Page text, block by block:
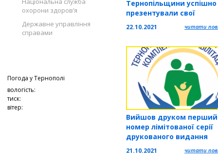
охорони здоров’я
Державне управління
справами
Погода уТернополі
вологість:
тиск:
вітер:
Тернопільщини успішно
презентували свої
виставці
22.10.2021 читати
Вийшов друком перший
номер лімітованої серії
друкованого видання
місячного побіжника
Тернопільського
21.10.2021 читати